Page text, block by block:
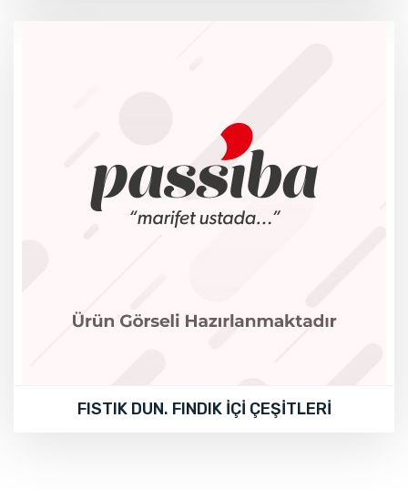
FISTIK DUN. FINDIK İÇİ ÇEŞİTLERİ